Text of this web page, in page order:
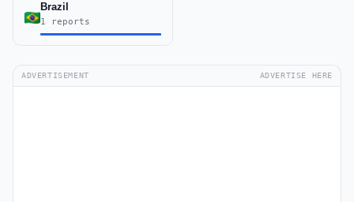
Brazil
1 reports
ADVERTISEMENT ADVERTISE HERE